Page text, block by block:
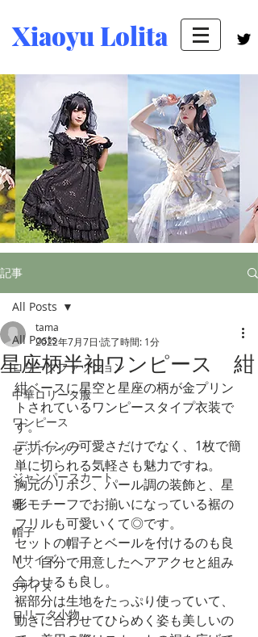
Xiaoyu Lolita
記事
All Posts
ロリータファッション
中華ロリータ服
ワンピース
セットアップ
ジャンパースカート
靴
帽子
Mサイズ
Sサイズ
ロリータ小物
All Posts
星座柄半袖ワンピース 紺
tama
2022年7月7日 読了時間: 1分
紺ベースに星空と星座の柄が金プリン
トされているワンピースタイプ衣装で
す。
デザインの可愛さだけでなく、1枚で簡
単に切られる気軽さも魅力ですね。
胸元のリボン、パール調の装飾と、星
形モチーフでお揃いになっている裾の
フリルも可愛いくて◎です。
セットの帽子とベールを付けるのも良
し、自分で用意したヘアアクセと組み
合わせるも良し。
裾部分は生地をたっぷり使っていて、
動きに合わせてひらめく姿も美しいの